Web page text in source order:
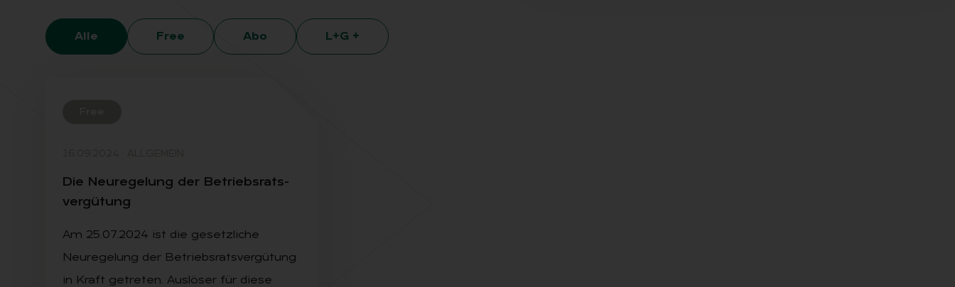
Alle Free Abo L+G +
Die Neu­re­ge­lung der Be­triebs­rats­
ver­gü­tung
Am 25.07.2024 ist die gesetzliche
Neuregelung der Betriebsratsvergütung
in Kraft getreten. Auslöser für diese